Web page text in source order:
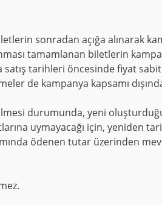
sonradan açığa alınarak
tamamlanan biletlerin
tarihleri öncesinde fiyat
de kampanya kapsamı
durumunda, yeni
uymayacağı için, yeniden
ödenen tutar üzerinden